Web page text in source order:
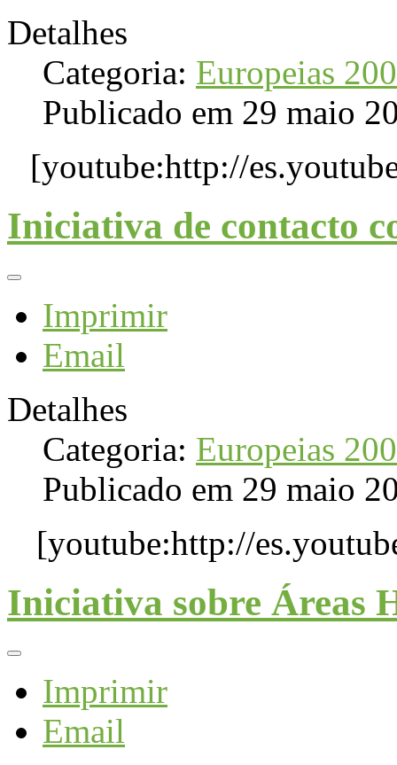
Detalhes
Categoria: Europeias
Publicado em 29 maio
[youtube:http://
Iniciativa de contacto
Imprimir
Email
Detalhes
Categoria: Europeias
Publicado em 29 maio
[youtube:http://
Iniciativa sobre Áreas
Imprimir
Email